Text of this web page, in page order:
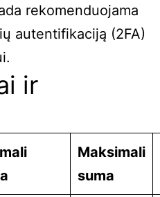
rekomenduojama
autentifikaciją (2FA)
ir
Maksimali
suma